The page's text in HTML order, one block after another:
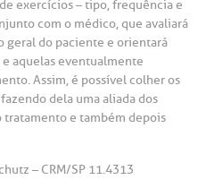
Mulher
exercícios – tipo, frequência e
com o médico, que avaliará
geral do paciente e orientará
aquelas eventualmente
Assim, é possível colher os
dela uma aliada dos
tratamento e também depois
– CRM/SP 11.4313